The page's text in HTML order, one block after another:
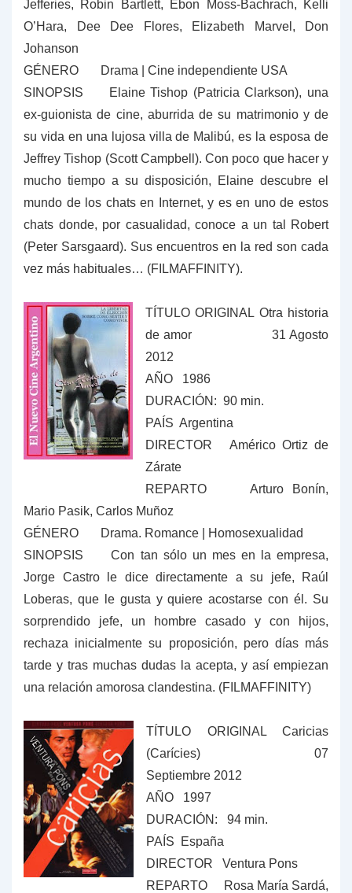
Jefferies, Robin Bartlett, Ebon Moss-Bachrach, Kelli
O’Hara, Dee Dee Flores, Elizabeth Marvel, Don
Johanson
GÉNERO
Drama | Cine independiente USA
SINOPSIS Elaine Tishop (Patricia Clarkson), una
ex-guionista de cine, aburrida de su matrimonio y de
su vida en una lujosa villa de Malibú, es la esposa de
Jeffrey Tishop (Scott Campbell). Con poco que hacer y
mucho tiempo a su disposición, Elaine descubre el
mundo de los chats en Internet, y es en uno de estos
chats donde, por casualidad, conoce a un tal Robert
(Peter Sarsgaard). Sus encuentros en la red son cada
vez más habituales… (FILMAFFINITY).
TÍTULO ORIGINAL Otra historia
de amor 31 Agosto
2012
AÑO 1986
DURACIÓN: 90 min.
PAÍS Argentina
DIRECTOR Américo Ortiz de
Zárate
REPARTO
Arturo Bonín,
Mario Pasik, Carlos Muñoz
GÉNERO
Drama. Romance | Homosexualidad
SINOPSIS Con tan sólo un mes en la empresa,
Jorge Castro le dice directamente a su jefe, Raúl
Loberas, que le gusta y quiere acostarse con él. Su
sorprendido jefe, un hombre casado y con hijos,
rechaza inicialmente su proposición, pero días más
tarde y tras muchas dudas la acepta, y así empiezan
una relación amorosa clandestina. (FILMAFFINITY)
TÍTULO ORIGINAL Caricias
(Carícies) 07
Septiembre 2012
AÑO 1997
DURACIÓN: 94 min.
PAÍS España
DIRECTOR Ventura Pons
REPARTO
Rosa María Sardá,